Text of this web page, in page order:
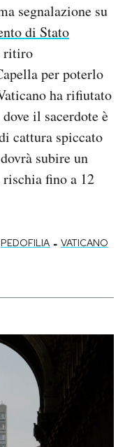
segnalazione su
di Stato
ritiro
per poterlo
ha rifiutato
il sacerdote è
cattura spiccato
subire un
rischia fino a 12
PEDOFILIA - VATICANO